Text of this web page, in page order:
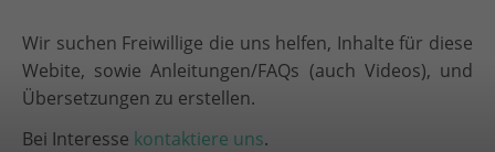
Wir suchen Freiwillige die uns helfen, Inhalte für diese
Webite, sowie Anleitungen/FAQs (auch Videos), und
Übersetzungen zu erstellen.
Bei Interesse kontaktiere uns.